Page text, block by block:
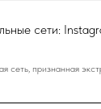
сети:
сеть, признанная